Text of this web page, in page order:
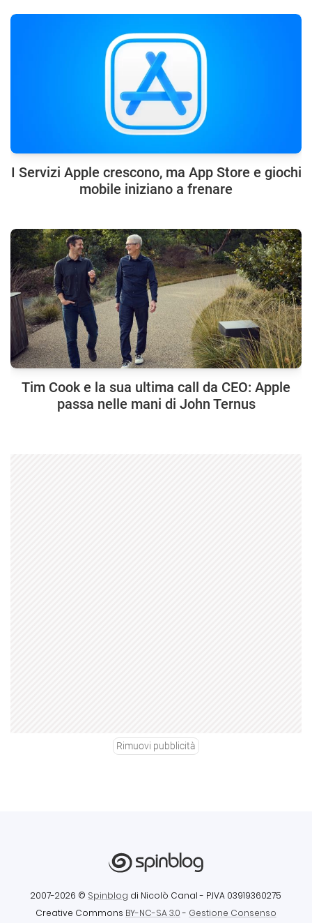
I Servizi Apple crescono, ma App Store e giochi
mobile iniziano a frenare
Tim Cook e la sua ultima call da CEO: Apple
passa nelle mani di John Ternus
Rimuovi pubblicità
2007-2026 © Spinblog di Nicolò Canal - P.IVA 03919360275
Creative Commons BY-NC-SA 3.0- Gestione Consenso